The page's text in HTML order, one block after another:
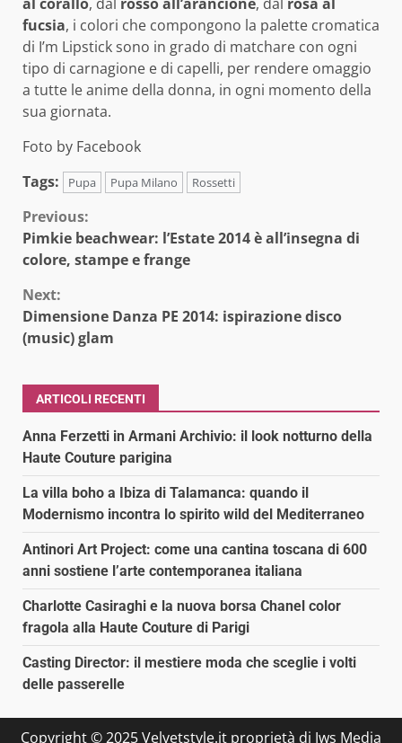
fucsia, i colori che compongono la palette cromatica
di I’m Lipstick sono in grado di matchare con ogni
tipo di carnagione e di capelli, per rendere omaggio
a tutte le anime della donna, in ogni momento della
sua giornata.
Foto by Facebook
Tags:
Pupa Pupa Milano Rossetti
Continue
Reading
Previous:
Pimkie beachwear: l’Estate 2014 è all’insegna di
colore, stampe e frange
Next:
Dimensione Danza PE 2014: ispirazione disco
(music) glam
ARTICOLI RECENTI
Anna Ferzetti in Armani Archivio: il look notturno della
Haute Couture parigina
La villa boho a Ibiza di Talamanca: quando il
Modernismo incontra lo spirito wild del Mediterraneo
Antinori Art Project: come una cantina toscana di 600
anni sostiene l’arte contemporanea italiana
Charlotte Casiraghi e la nuova borsa Chanel color
fragola alla Haute Couture di Parigi
Casting Director: il mestiere moda che sceglie i volti
delle passerelle
Copyright © 2025 Velvetstyle.it proprietà di Jws Media